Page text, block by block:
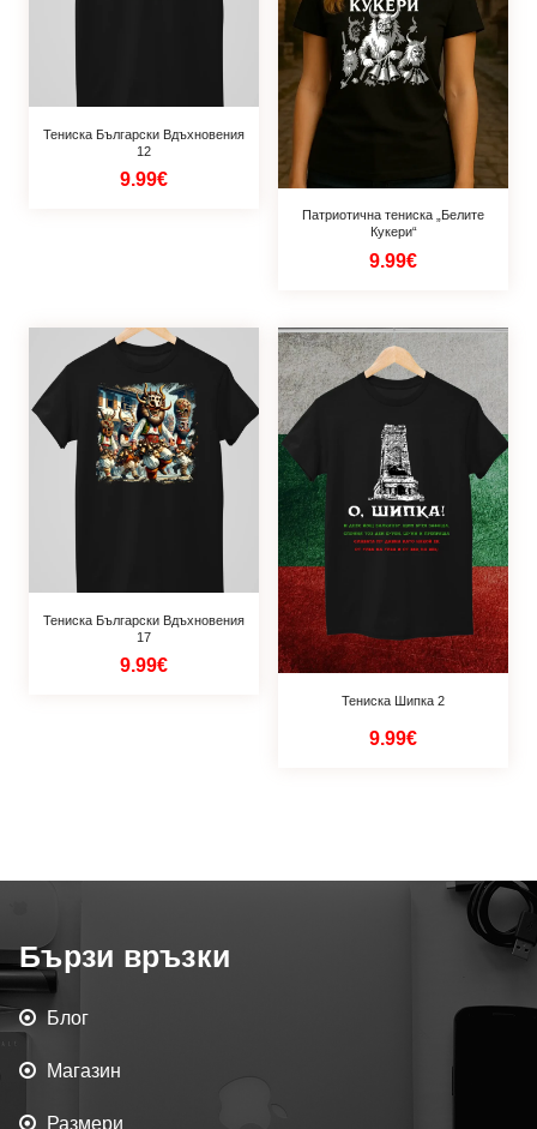
Тениска Български Вдъхновения
12
9.99€
Патриотична тениска „Белите
Кукери“
9.99€
Тениска Български Вдъхновения
17
9.99€
Тениска Шипка 2
9.99€
Бързи връзки
Блог
Магазин
Размери